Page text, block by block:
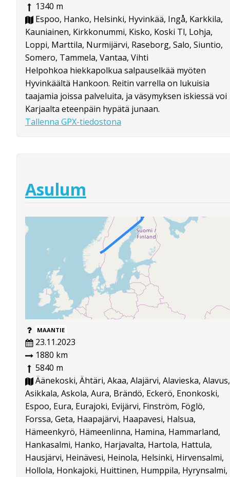
1340 m
Espoo, Hanko, Helsinki, Hyvinkää, Ingå, Karkkila,
Kauniainen, Kirkkonummi, Kisko, Koski Tl, Lohja,
Loppi, Marttila, Nurmijärvi, Raseborg, Salo, Siuntio,
Somero, Tammela, Vantaa, Vihti
Helpohkoa hiekkapolkua salpauselkää myöten
Hyvinkäältä Hankoon. Reitin varrella on lukuisia
taajamia joissa palveluita, ja väsymyksen iskiessä voi
Karjaalta eteenpäin hypätä junaan.
Tallenna GPX-tiedostona
Asulum
MAANTIE
23.11.2023
1880 km
5840 m
Äänekoski, Ähtäri, Akaa, Alajärvi, Alavieska, Alavus,
Asikkala, Askola, Aura, Brändö, Eckerö, Enonkoski,
Espoo, Eura, Eurajoki, Evijärvi, Finström, Föglö,
Forssa, Geta, Haapajärvi, Haapavesi, Halsua,
Hämeenkyrö, Hämeenlinna, Hamina, Hammarland,
Hankasalmi, Hanko, Harjavalta, Hartola, Hattula,
Hausjärvi, Heinävesi, Heinola, Helsinki, Hirvensalmi,
Hollola, Honkajoki, Huittinen, Humppila, Hyrynsalmi,